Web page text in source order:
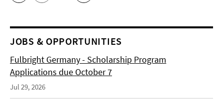
JOBS & OPPORTUNITIES
Fulbright Germany - Scholarship Program
Applications due October 7
Jul 29, 2026